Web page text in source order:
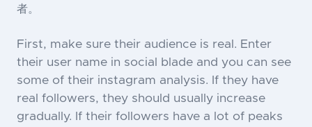
者。
First, make sure their audience is real. Enter
their user name in social blade and you can see
some of their instagram analysis. If they have
real followers, they should usually increase
gradually. If their followers have a lot of peaks